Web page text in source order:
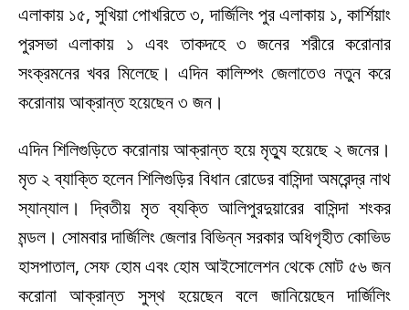
এলাকায় ১৫, সুখিয়া পোখরিতে ৩, দার্জিলিং পুর এলাকায় ১, কার্শিয়াং
পুরসভা এলাকায় ১ এবং তাকদহে ৩ জনের শরীরে করোনার
সংক্রমনের খবর মিলেছে। এদিন কালিম্পং জেলাতেও নতুন করে
করোনায় আক্রান্ত হয়েছেন ৩ জন।
এদিন শিলিগুড়িতে করোনায় আক্রান্ত হয়ে মৃত্যু হয়েছে ২ জনের।
মৃত ২ ব্যাক্তি হলেন শিলিগুড়ির বিধান রোডের বাসিন্দা অমরেন্দ্র নাথ
স্যান্যাল। দ্বিতীয় মৃত ব্যক্তি আলিপুরদুয়ারের বাসিন্দা শংকর
মন্ডল। সোমবার দার্জিলিং জেলার বিভিন্ন সরকার অধিগৃহীত কোভিড
হাসপাতাল, সেফ হোম এবং হোম আইসোলেশন থেকে মোট ৫৬ জন
করোনা আক্রান্ত সুস্থ হয়েছেন বলে জানিয়েছেন দার্জিলিং